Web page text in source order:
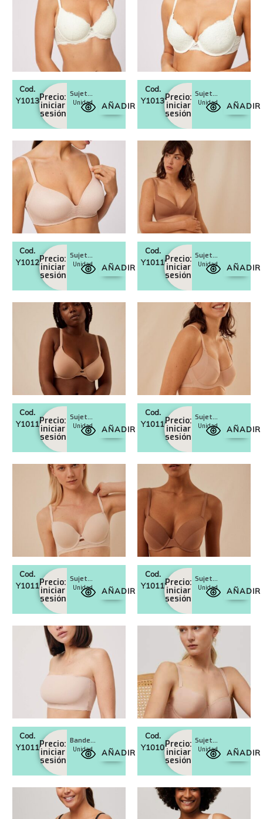
Cod.
Y10134Precio:
iniciar
sesión
Sujetador con aro con relleno Art. 10134
Unidad AÑADIR
Cod.
Y10133Precio:
iniciar
sesión
Sujetador push-up Art. 10133
Unidad AÑADIR
Cod.
Y10124Precio:
iniciar
sesión
Sujetador con aro con relleno Art. 10124
Unidad AÑADIR
Cod.
Y10118Precio:
iniciar
sesión
Sujetador sin aro con relleno Art. 10118
Unidad AÑADIR
Cod.
Y10117Precio:
iniciar
sesión
Sujetador con aro con relleno Art. 10117
Unidad AÑADIR
Cod.
Y10116Precio:
iniciar
sesión
Sujetador con aro sin relleno Art. 10116
Unidad AÑADIR
Cod.
Y10115Precio:
iniciar
sesión
Sujetador con aro con relleno Art. 10115
Unidad AÑADIR
Cod.
Y10113Precio:
iniciar
sesión
Sujetador con aro con relleno Art. 10113
Unidad AÑADIR
Cod.
Y10110Precio:
iniciar
sesión
Bandeau Art. 10110
Unidad AÑADIR
Cod.
Y10101Precio:
iniciar
sesión
Sujetador con aro con relleno Art. 10101
Unidad AÑADIR